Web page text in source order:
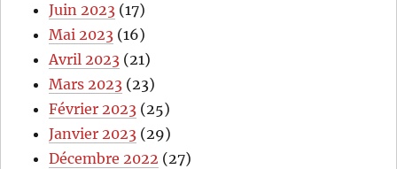
Juin 2023 (17)
Mai 2023 (16)
Avril 2023 (21)
Mars 2023 (23)
Février 2023 (25)
Janvier 2023 (29)
Décembre 2022 (27)